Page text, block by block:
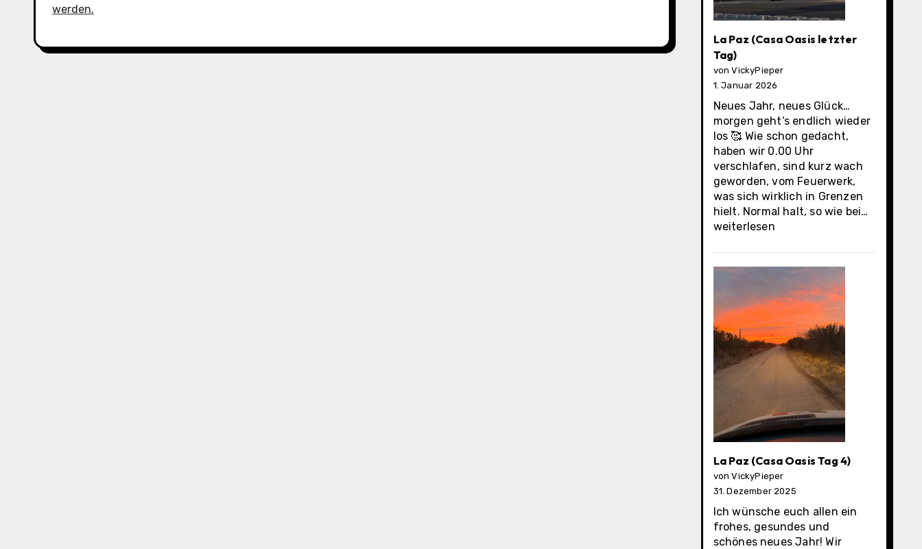
werden.
La Paz (Casa Oasis letzter
Tag)
von VickyPieper
1. Januar 2026
Neues Jahr, neues Glück…
morgen geht’s endlich wieder
los 🥰 Wie schon gedacht,
haben wir 0.00 Uhr
verschlafen, sind kurz wach
geworden, vom Feuerwerk,
was sich wirklich in Grenzen
hielt. Normal halt, so wie bei…
Oasis
weiterlesen
La Paz (Casa Oasis Tag 4)
von VickyPieper
31. Dezember 2025
Ich wünsche euch allen ein
frohes, gesundes und
schönes neues Jahr! Wir